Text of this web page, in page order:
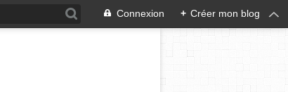
Connexion + Créer mon blog